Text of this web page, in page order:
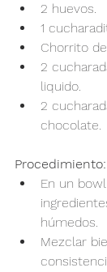
2 huevos.
1
Chorrito
2
liquido.
2
chocolate.
Procedimiento:
En un
húmedos.
Mezclar